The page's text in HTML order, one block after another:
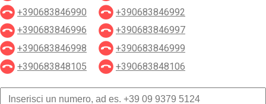
+390683846990
+390683846992
+390683846996
+390683846997
+390683846998
+390683846999
+390683848105
+390683848106